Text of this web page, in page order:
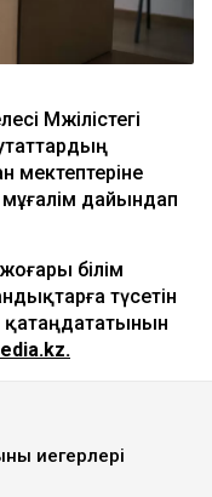
Мәжілістегі
мектептеріне
дайындап
білім
түсетін
қатаңдататынын
иегерлері